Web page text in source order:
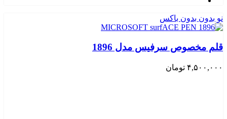
نو بدون بدون باکس
قلم مخصوص سرفیس مدل 1896
۴,۵۰۰,۰۰۰ تومان